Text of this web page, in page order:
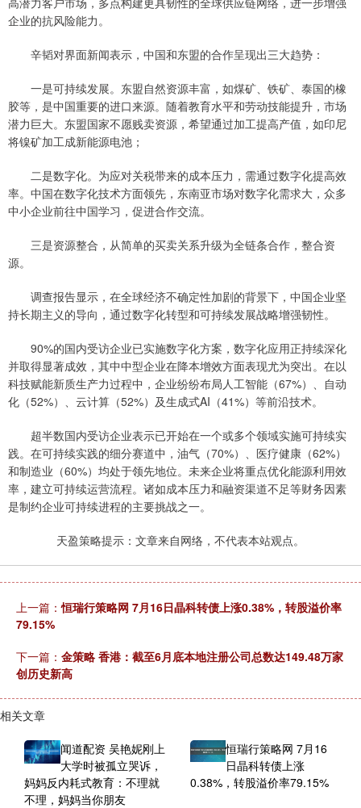
企业的抗风险能力。
辛韬对界面新闻表示，中国和东盟的合作呈现出三大趋势：
一是可持续发展。东盟自然资源丰富，如煤矿、铁矿、泰国的橡
胶等，是中国重要的进口来源。随着教育水平和劳动技能提升，市场
潜力巨大。东盟国家不愿贱卖资源，希望通过加工提高产值，如印尼
将镍矿加工成新能源电池；
二是数字化。为应对关税带来的成本压力，需通过数字化提高效
率。中国在数字化技术方面领先，东南亚市场对数字化需求大，众多
中小企业前往中国学习，促进合作交流。
三是资源整合，从简单的买卖关系升级为全链条合作，整合资
源。
调查报告显示，在全球经济不确定性加剧的背景下，中国企业坚
持长期主义的导向，通过数字化转型和可持续发展战略增强韧性。
90%的国内受访企业已实施数字化方案，数字化应用正持续深化
并取得显著成效，其中中型企业在降本增效方面表现尤为突出。在以
科技赋能新质生产力过程中，企业纷纷布局人工智能（67%）、自动
化（52%）、云计算（52%）及生成式AI（41%）等前沿技术。
超半数国内受访企业表示已开始在一个或多个领域实施可持续实
践。在可持续实践的细分赛道中，油气（70%）、医疗健康（62%）
和制造业（60%）均处于领先地位。未来企业将重点优化能源利用效
率，建立可持续运营流程。诸如成本压力和融资渠道不足等财务因素
是制约企业可持续进程的主要挑战之一。
天盈策略提示：文章来自网络，不代表本站观点。
上一篇：恒瑞行策略网 7月16日晶科转债上涨0.38%，转股溢价率
79.15%
下一篇： 金策略 香港：截至6月底本地注册公司总数达149.48万家
创历史新高
相关文章
闻道配资 吴艳妮刚上
大学时被孤立哭诉，
妈妈反内耗式教育：不理就
不理，妈妈当你朋友
恒瑞行策略网 7月16
日晶科转债上涨
0.38%，转股溢价率79.15%